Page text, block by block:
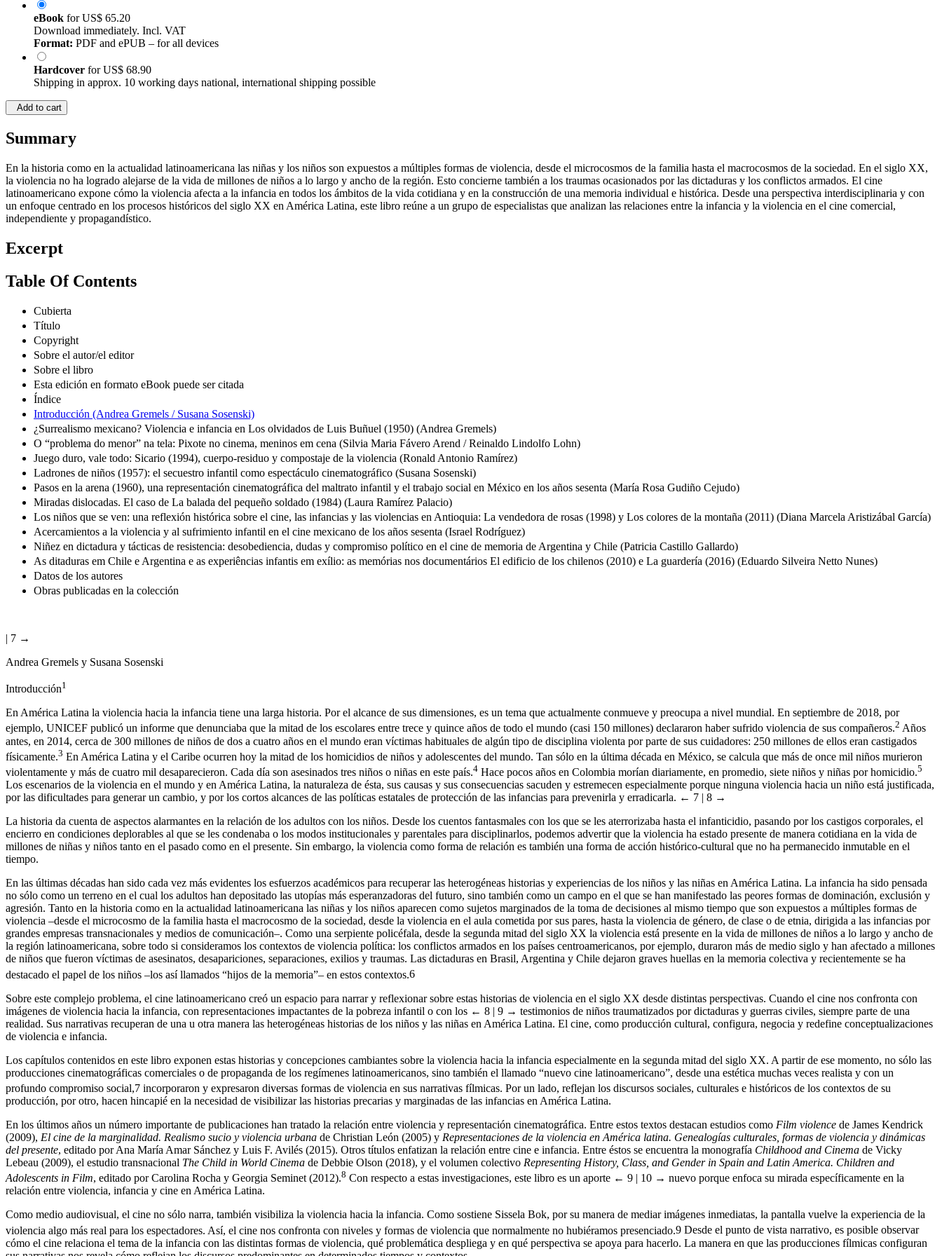
eBook forUS$ 65.20
Download immediately. Incl. VAT
Format: PDF and ePUB – for all devices
Hardcover forUS$ 68.90
Shipping in approx. 10 working days national, international shipping possible
Add to cart
Summary
En la historia como en la actualidad latinoamericana las niñas y los niños son expuestos a múltiples formas de violencia, desde el microcosmos de la familia hasta el macrocosmos de la sociedad. En el siglo XX,
la violencia no ha logrado alejarse de la vida de millones de niños a lo largo y ancho de la región. Esto concierne también a los traumas ocasionados por las dictaduras y los conflictos armados. El cine
latinoamericano expone cómo la violencia afecta a la infancia en todos los ámbitos de la vida cotidiana y en la construcción de una memoria individual e histórica. Desde una perspectiva interdisciplinaria y con
un enfoque centrado en los procesos históricos del siglo XX en América Latina, este libro reúne a un grupo de especialistas que analizan las relaciones entre la infancia y la violencia en el cine comercial,
independiente y propagandístico.
Excerpt
Table Of Contents
Cubierta
Título
Copyright
Sobre el autor/el editor
Sobre el libro
Esta edición en formato eBook puede ser citada
Índice
Introducción (Andrea Gremels / Susana Sosenski)
¿Surrealismo mexicano? Violencia e infancia en Los olvidados de Luis Buñuel (1950) (Andrea Gremels)
O “problema do menor” na tela: Pixote no cinema, meninos em cena (Silvia Maria Fávero Arend / Reinaldo Lindolfo Lohn)
Juego duro, vale todo: Sicario (1994), cuerpo-residuo y compostaje de la violencia (Ronald Antonio Ramírez)
Ladrones de niños (1957): el secuestro infantil como espectáculo cinematográfico (Susana Sosenski)
Pasos en la arena (1960), una representación cinematográfica del maltrato infantil y el trabajo social en México en los años sesenta (María Rosa Gudiño Cejudo)
Miradas dislocadas. El caso de La balada del pequeño soldado (1984) (Laura Ramírez Palacio)
Los niños que se ven: una reflexión histórica sobre el cine, las infancias y las violencias en Antioquia: La vendedora de rosas (1998) y Los colores de la montaña (2011) (Diana Marcela Aristizábal García)
Acercamientos a la violencia y al sufrimiento infantil en el cine mexicano de los años sesenta (Israel Rodríguez)
Niñez en dictadura y tácticas de resistencia: desobediencia, dudas y compromiso político en el cine de memoria de Argentina y Chile (Patricia Castillo Gallardo)
As ditaduras em Chile e Argentina e as experiências infantis em exílio: as memórias nos documentários El edificio de los chilenos (2010) e La guardería (2016) (Eduardo Silveira Netto Nunes)
Datos de los autores
Obras publicadas en la colección
| 7 →
Andrea Gremels y Susana Sosenski
Introducción1
En América Latina la violencia hacia la infancia tiene una larga historia. Por el alcance de sus dimensiones, es un tema que actualmente conmueve y preocupa a nivel mundial. En septiembre de 2018, por
ejemplo, UNICEF publicó un informe que denunciaba que la mitad de los escolares entre trece y quince años de todo el mundo (casi 150 millones) declararon haber sufrido violencia de sus compañeros.2 Años
antes, en 2014, cerca de 300 millones de niños de dos a cuatro años en el mundo eran víctimas habituales de algún tipo de disciplina violenta por parte de sus cuidadores: 250 millones de ellos eran castigados
físicamente.3 En América Latina y el Caribe ocurren hoy la mitad de los homicidios de niños y adolescentes del mundo. Tan sólo en la última década en México, se calcula que más de once mil niños murieron
violentamente y más de cuatro mil desaparecieron. Cada día son asesinados tres niños o niñas en este país.4 Hace pocos años en Colombia morían diariamente, en promedio, siete niños y niñas por homicidio.5
Los escenarios de la violencia en el mundo y en América Latina, la naturaleza de ésta, sus causas y sus consecuencias sacuden y estremecen especialmente porque ninguna violencia hacia un niño está justificada,
por las dificultades para generar un cambio, y por los cortos alcances de las políticas estatales de protección de las infancias para prevenirla y erradicarla. ← 7 | 8 →
La historia da cuenta de aspectos alarmantes en la relación de los adultos con los niños. Desde los cuentos fantasmales con los que se les aterrorizaba hasta el infanticidio, pasando por los castigos corporales, el
encierro en condiciones deplorables al que se les condenaba o los modos institucionales y parentales para disciplinarlos, podemos advertir que la violencia ha estado presente de manera cotidiana en la vida de
millones de niñas y niños tanto en el pasado como en el presente. Sin embargo, la violencia como forma de relación es también una forma de acción histórico-cultural que no ha permanecido inmutable en el
tiempo.
En las últimas décadas han sido cada vez más evidentes los esfuerzos académicos para recuperar las heterogéneas historias y experiencias de los niños y las niñas en América Latina. La infancia ha sido pensada
no sólo como un terreno en el cual los adultos han depositado las utopías más esperanzadoras del futuro, sino también como un campo en el que se han manifestado las peores formas de dominación, exclusión y
agresión. Tanto en la historia como en la actualidad latinoamericana las niñas y los niños aparecen como sujetos marginados de la toma de decisiones al mismo tiempo que son expuestos a múltiples formas de
violencia –desde el microcosmo de la familia hasta el macrocosmo de la sociedad, desde la violencia en el aula cometida por sus pares, hasta la violencia de género, de clase o de etnia, dirigida a las infancias por
grandes empresas transnacionales y medios de comunicación–. Como una serpiente policéfala, desde la segunda mitad del siglo XX la violencia está presente en la vida de millones de niños a lo largo y ancho de
la región latinoamericana, sobre todo si consideramos los contextos de violencia política: los conflictos armados en los países centroamericanos, por ejemplo, duraron más de medio siglo y han afectado a millones
de niños que fueron víctimas de asesinatos, desapariciones, separaciones, exilios y traumas. Las dictaduras en Brasil, Argentina y Chile dejaron graves huellas en la memoria colectiva y recientemente se ha
destacado el papel de los niños –los así llamados “hijos de la memoria”– en estos contextos.6
Sobre este complejo problema, el cine latinoamericano creó un espacio para narrar y reflexionar sobre estas historias de violencia en el siglo XX desde distintas perspectivas. Cuando el cine nos confronta con
imágenes de violencia hacia la infancia, con representaciones impactantes de la pobreza infantil o con los ← 8 | 9 → testimonios de niños traumatizados por dictaduras y guerras civiles, siempre parte de una
realidad. Sus narrativas recuperan de una u otra manera las heterogéneas historias de los niños y las niñas en América Latina. El cine, como producción cultural, configura, negocia y redefine conceptualizaciones
de violencia e infancia.
Los capítulos contenidos en este libro exponen estas historias y concepciones cambiantes sobre la violencia hacia la infancia especialmente en la segunda mitad del siglo XX. A partir de ese momento, no sólo las
producciones cinematográficas comerciales o de propaganda de los regímenes latinoamericanos, sino también el llamado “nuevo cine latinoamericano”, desde una estética muchas veces realista y con un
profundo compromiso social,7 incorporaron y expresaron diversas formas de violencia en sus narrativas fílmicas. Por un lado, reflejan los discursos sociales, culturales e históricos de los contextos de su
producción, por otro, hacen hincapié en la necesidad de visibilizar las historias precarias y marginadas de las infancias en América Latina.
En los últimos años un número importante de publicaciones han tratado la relación entre violencia y representación cinematográfica. Entre estos textos destacan estudios como Film violence de James Kendrick
(2009), El cine de la marginalidad. Realismo sucio y violencia urbana de Christian León (2005) y Representaciones de la violencia en América latina. Genealogías culturales, formas de violencia y dinámicas
del presente, editado por Ana María Amar Sánchez y Luis F. Avilés (2015). Otros títulos enfatizan la relación entre cine e infancia. Entre éstos se encuentra la monografía Childhood and Cinema de Vicky
Lebeau (2009), el estudio transnacional The Child in World Cinema de Debbie Olson (2018), y el volumen colectivo Representing History, Class, and Gender in Spain and Latin America. Children and
Adolescents in Film, editado por Carolina Rocha y Georgia Seminet (2012).8 Con respecto a estas investigaciones, este libro es un aporte ← 9 | 10 → nuevo porque enfoca su mirada específicamente en la
relación entre violencia, infancia y cine en América Latina.
Como medio audiovisual, el cine no sólo narra, también visibiliza la violencia hacia la infancia. Como sostiene Sissela Bok, por su manera de mediar imágenes inmediatas, la pantalla vuelve la experiencia de la
violencia algo más real para los espectadores. Así, el cine nos confronta con niveles y formas de violencia que normalmente no hubiéramos presenciado.9 Desde el punto de vista narrativo, es posible observar
cómo el cine relaciona el tema de la infancia con las distintas formas de violencia, qué problemática despliega y en qué perspectiva se apoya para hacerlo. La manera en que las producciones fílmicas configuran